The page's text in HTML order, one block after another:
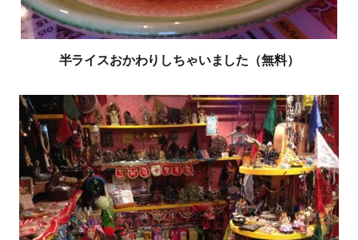
半ライスおかわりしちゃいました（無料）